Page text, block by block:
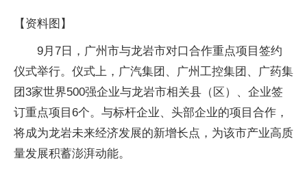
【资料图】
9月7日，广州市与龙岩市对口合作重点项目签约
仪式举行。仪式上，广汽集团、广州工控集团、广药集
团3家世界500强企业与龙岩市相关县（区）、企业签
订重点项目6个。与标杆企业、头部企业的项目合作，
将成为龙岩未来经济发展的新增长点，为该市产业高质
量发展积蓄澎湃动能。